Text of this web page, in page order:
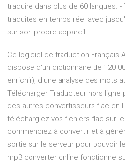
traduire dans plus de 60 langues.
traduites en temps réel avec
sur son propre appareil
Ce logiciel de traduction Français-
dispose d'un dictionnaire de 120
enrichir), d'une analyse des mots
Télécharger Traducteur hors ligne
des autres convertisseurs flac en
téléchargiez vos fichiers flac sur
commenciez à convertir et à
sortie sur le serveur pour pouvoir
mp3 converter online fonctionne